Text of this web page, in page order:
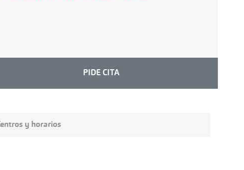
PIDE CITA
y horarios